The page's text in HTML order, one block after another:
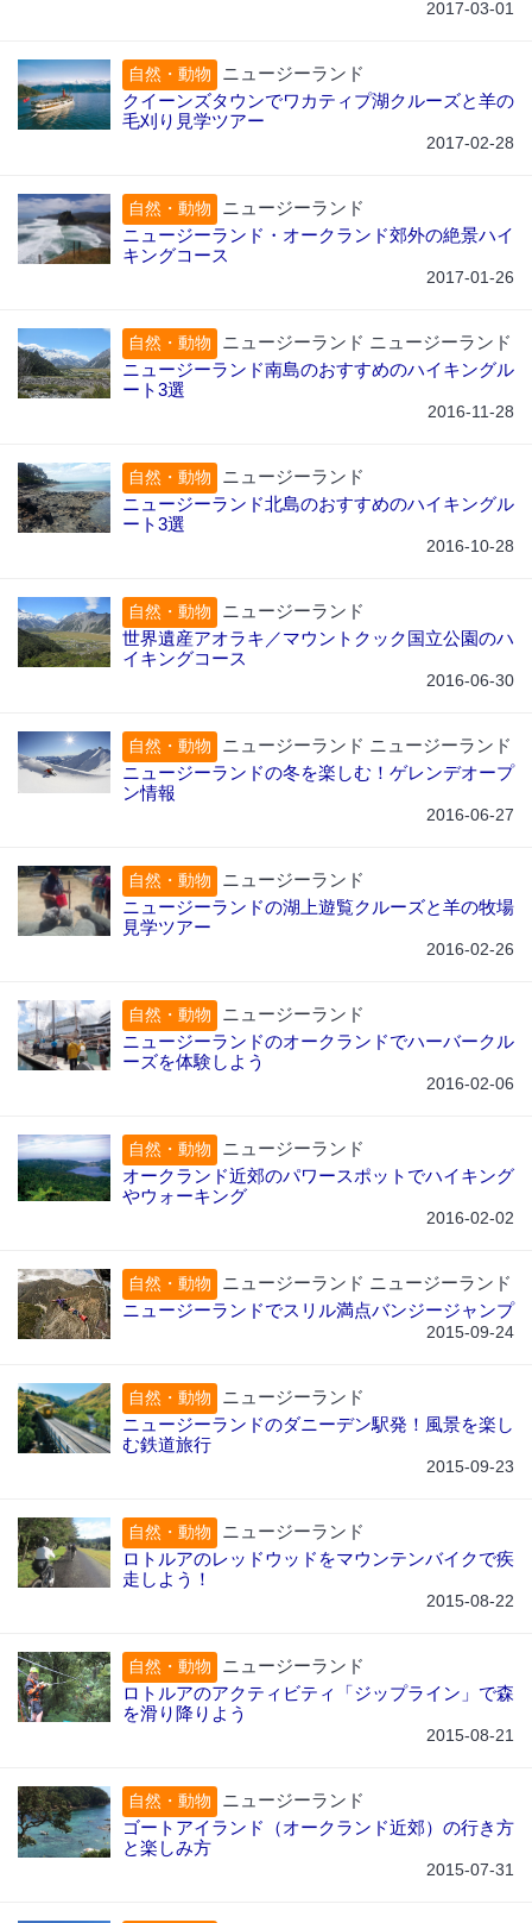
2017-03-01
自然・動物
ニュージーランド
クイーンズタウンでワカティプ湖クルーズと羊の
毛刈り見学ツアー
2017-02-28
自然・動物
ニュージーランド
ニュージーランド・オークランド郊外の絶景ハイ
キングコース
2017-01-26
自然・動物
ニュージーランド ニュージーランド
ニュージーランド南島のおすすめのハイキングル
ート3選
2016-11-28
自然・動物
ニュージーランド
ニュージーランド北島のおすすめのハイキングル
ート3選
2016-10-28
自然・動物
ニュージーランド
世界遺産アオラキ／マウントクック国立公園のハ
イキングコース
2016-06-30
自然・動物
ニュージーランド ニュージーランド
ニュージーランドの冬を楽しむ！ゲレンデオープ
ン情報
2016-06-27
自然・動物
ニュージーランド
ニュージーランドの湖上遊覧クルーズと羊の牧場
見学ツアー
2016-02-26
自然・動物
ニュージーランド
ニュージーランドのオークランドでハーバークル
ーズを体験しよう
2016-02-06
自然・動物
ニュージーランド
オークランド近郊のパワースポットでハイキング
やウォーキング
2016-02-02
自然・動物
ニュージーランド ニュージーランド
ニュージーランドでスリル満点バンジージャンプ
2015-09-24
自然・動物
ニュージーランド
ニュージーランドのダニーデン駅発！風景を楽し
む鉄道旅行
2015-09-23
自然・動物
ニュージーランド
ロトルアのレッドウッドをマウンテンバイクで疾
走しよう！
2015-08-22
自然・動物
ニュージーランド
ロトルアのアクティビティ「ジップライン」で森
を滑り降りよう
2015-08-21
自然・動物
ニュージーランド
ゴートアイランド（オークランド近郊）の行き方
と楽しみ方
2015-07-31